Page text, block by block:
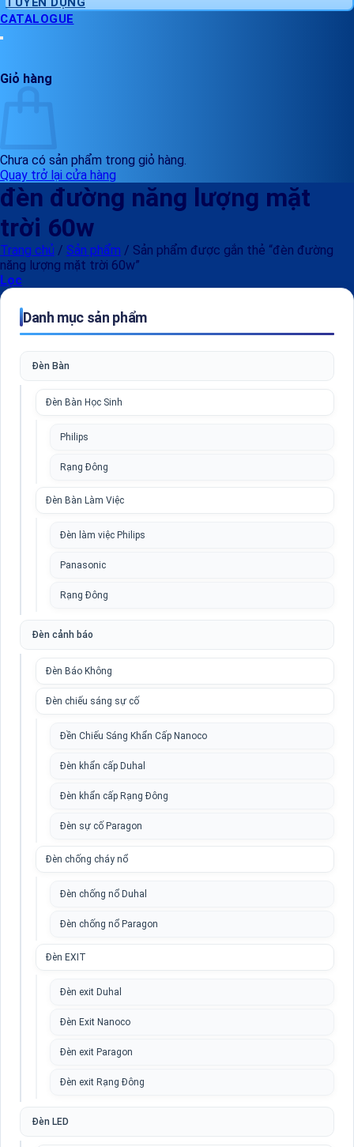
CATALOGUE
Giỏ hàng
Chưa có sản phẩm trong giỏ hàng.
Quay trở lại cửa hàng
đèn đường năng lượng mặt
trời 60w
Trang chủ / Sản phẩm / Sản phẩm được gắn thẻ “đèn đường
năng lượng mặt trời 60w”
Lọc
Danh mục sản phẩm
Đèn Bàn
Đèn Bàn Học Sinh
Philips
Rạng Đông
Đèn Bàn Làm Việc
Đèn làm việc Philips
Panasonic
Rạng Đông
Đèn cảnh báo
Đèn Báo Không
Đèn chiếu sáng sự cố
Đền Chiếu Sáng Khẩn Cấp Nanoco
Đèn khẩn cấp Duhal
Đèn khẩn cấp Rạng Đông
Đèn sự cố Paragon
Đèn chống cháy nổ
Đèn chống nổ Duhal
Đèn chống nổ Paragon
Đèn EXIT
Đèn exit Duhal
Đèn Exit Nanoco
Đèn exit Paragon
Đèn exit Rạng Đông
Đèn LED